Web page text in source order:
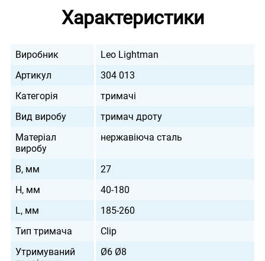
Характеристики
Виробник
Leo Lightman
Артикул
304 013
Категорія
тримачі
Вид виробу
тримач дроту
Матеріал
виробу
нержавіюча сталь
B, мм
27
H, мм
40-180
L, мм
185-260
Тип тримача
Clip
Утримуваний
Ø6 Ø8